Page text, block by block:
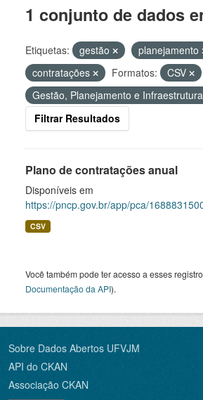
1 conjunto de dados
Etiquetas: gestão planejamento
contratações
Formatos: CSV
Gestão, Planejamento e Infraestrutura
Filtrar Resultados
Plano de contratações anual
Disponíveis em
https://pncp.gov.br/app/pca/
CSV
Você também pode ter acesso a esses
Documentação da API).
Sobre Dados Abertos UFVJM
API do CKAN
Associação CKAN